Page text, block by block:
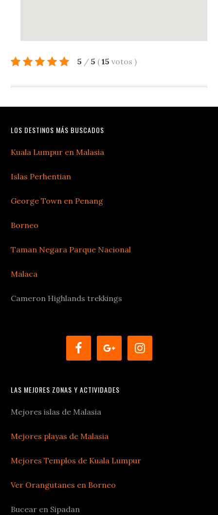
5 / 5 ( 15 votos )
LOS DESTINOS MÁS BUSCADOS
Kuala Lumpur en Malasia
Islas Perhentian
George Town en Penang
Borneo
Taman Negara Parque Nacional
Malaca
Cameron Highlands trekkings
LAS MEJORES ZONAS Y ACTIVIDADES
Mejores islas de Malasia
Mejores playas de Malasia
Mejores Templos de Kuala Lumpur
Ver Orangutanes en Borneo
Bucear en Sipadan